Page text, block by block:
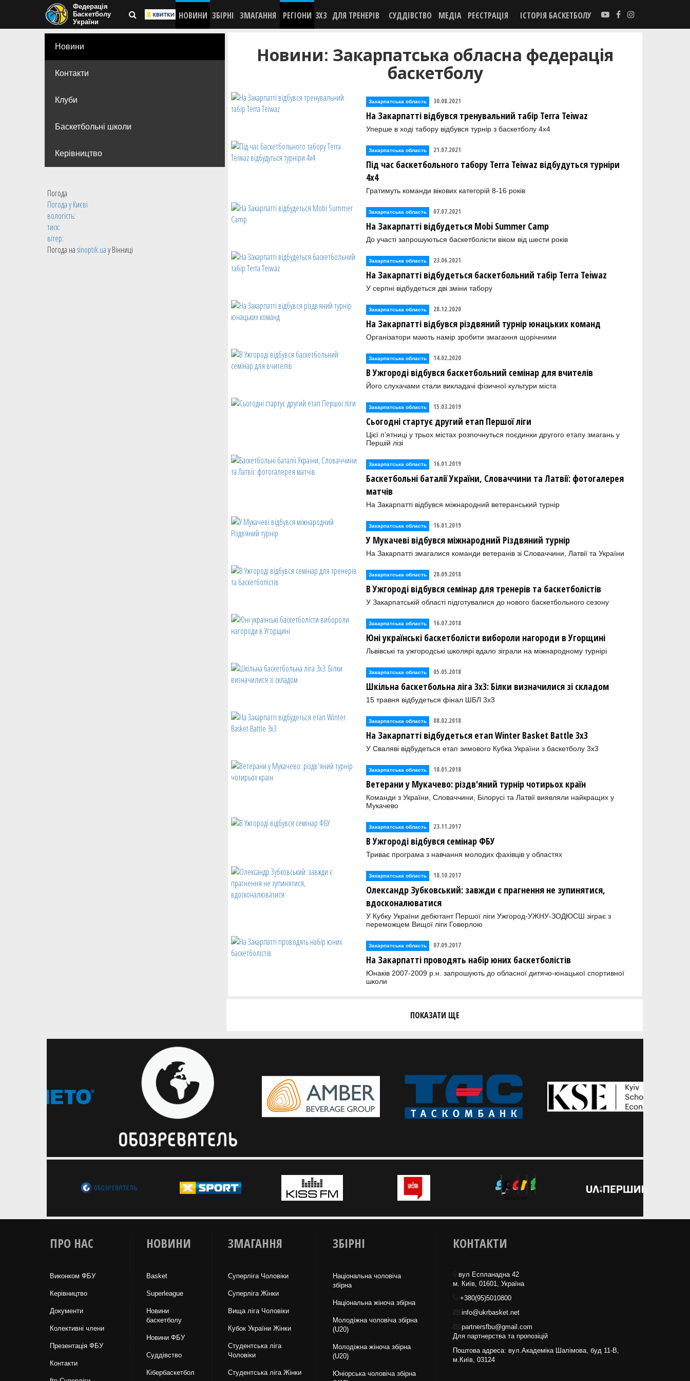
Федерація
Баскетболу
України
НОВИНИ ЗБІРНІ ЗМАГАННЯ РЕГІОНИ 3X3 ДЛЯ ТРЕНЕРІВ СУДДІВСТВО МЕДІА РЕЄСТРАЦІЯ ІСТОРІЯ БАСКЕТБОЛУ
Новини
Контакти
Клуби
Баскетбольні школи
Керівництво
Погода
Погода уКиєві
вологість:
тиск:
вітер:
Погода наsinoptik.uaу Вінниці
Новини: Закарпатська обласна федерація
баскетболу
Закарпатська область 30.08.2021
На Закарпатті відбувся тренувальний табір Terra Teiwaz
Уперше в ході табору відбувся турнір з баскетболу 4х4
Закарпатська область 21.07.2021
Під час баскетбольного табору Terra Teiwaz відбудуться турніри
4х4
Гратимуть команди вікових категорій 8-16 років
Закарпатська область 07.07.2021
На Закарпатті відбудеться Mobi Summer Camp
До участі запрошуються баскетболісти віком від шести років
Закарпатська область 23.06.2021
На Закарпатті відбудеться баскетбольний табір Terra Teiwaz
У серпні відбудеться дві зміни табору
Закарпатська область 28.12.2020
На Закарпатті відбувся різдвяний турнір юнацьких команд
Організатори мають намір зробити змагання щорічними
Закарпатська область 14.02.2020
В Ужгороді відбувся баскетбольний семінар для вчителів
Його слухачами стали викладачі фізичної культури міста
Закарпатська область 15.03.2019
Сьогодні стартує другий етап Першої ліги
Цієї п’ятниці у трьох містах розпочнуться поєдинки другого етапу змагань у
Першій лізі
Закарпатська область 16.01.2019
Баскетбольні баталії України, Словаччини та Латвії: фотогалерея
матчів
На Закарпатті відбувся міжнародний ветеранський турнір
Закарпатська область 16.01.2019
У Мукачеві відбувся міжнародний Різдвяний турнір
На Закарпатті змагалися команди ветеранів зі Словаччини, Латвії та України
Закарпатська область 28.09.2018
В Ужгороді відбувся семінар для тренерів та баскетболістів
У Закарпатській області підготувалися до нового баскетбольного сезону
Закарпатська область 16.07.2018
Юні українські баскетболісти вибороли нагороди в Угорщині
Львівські та ужгородські школярі вдало зіграли на міжнародному турнірі
Закарпатська область 05.05.2018
Шкільна баскетбольна ліга 3х3: Білки визначилися зі складом
15 травня відбудеться фінал ШБЛ 3х3
Закарпатська область 08.02.2018
На Закарпатті відбудеться етап Winter Basket Battle 3x3
У Сваляві відбудеться етап зимового Кубка України з баскетболу 3х3
Закарпатська область 18.01.2018
Ветерани у Мукачево: різдв'яний турнір чотирьох країн
Команди з України, Словаччини, Білорусі та Латвії виявляли найкращих у
Мукачево
Закарпатська область 23.11.2017
В Ужгороді відбувся семінар ФБУ
Триває програма з навчання молодих фахівців у областях
Закарпатська область 18.10.2017
Олександр Зубковський: завжди є прагнення не зупинятися,
вдосконалюватися
У Кубку України дебютант Першої ліги Ужгород-УЖНУ-ЗОДЮСШ зіграє з
переможцем Вищої ліги Говерлою
Закарпатська область 07.09.2017
На Закарпатті проводять набір юних баскетболістів
Юнаків 2007-2009 р.н. запрошують до обласної дитячо-юнацької спортивної
школи
ПОКАЗАТИ ЩЕ
ПРО НАС
Виконком ФБУ
Керівництво
Документи
Колективні члени
Презентація ФБУ
Контакти
НОВИНИ
Basket
Superleague
Новини
баскетболу
Новини ФБУ
Суддівство
Кібербаскетбол
ЗМАГАННЯ
Суперліга Чоловіки
Суперліга Жінки
Вища лiга Чоловіки
Кубок України Жінки
Студентська ліга
Чоловiки
Студентська ліга Жінки
ЗБІРНІ
Національна чоловіча
збірна
Національна жiноча збірна
Молодіжна чоловіча збірна
(U20)
Молодіжна жіноча збірна
(U20)
Юніорська чоловіча збірна
КОНТАКТИ
вул Еспланадна 42
м. Київ, 01601, Україна
+380(95)5010800
info@ukrbasket.net
partnersfbu@gmail.com
Для партнерства та пропозіцій
Поштова адреса: вул.Академіка Шалімова, буд 11-В,
м.Київ, 03124